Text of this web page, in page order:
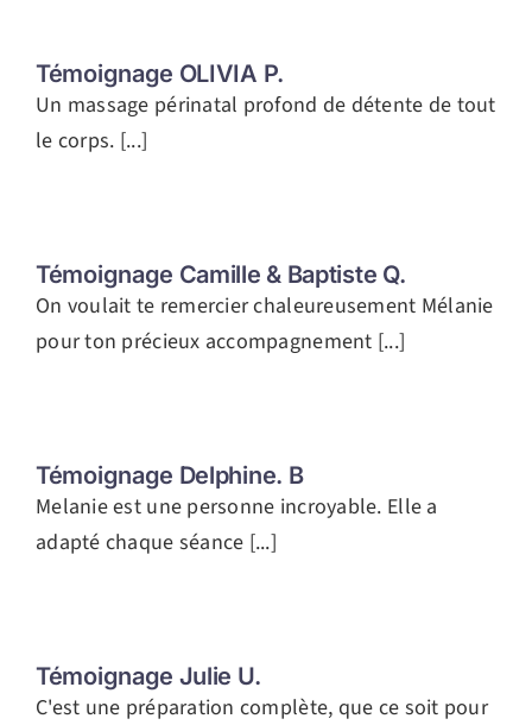
Témoignage OLIVIA P.
Un massage périnatal profond de détente de tout
le corps. [...]
Témoignage Camille & Baptiste Q.
On voulait te remercier chaleureusement Mélanie
pour ton précieux accompagnement [...]
Témoignage Delphine. B
Melanie est une personne incroyable. Elle a
adapté chaque séance [...]
Témoignage Julie U.
C'est une préparation complète, que ce soit pour